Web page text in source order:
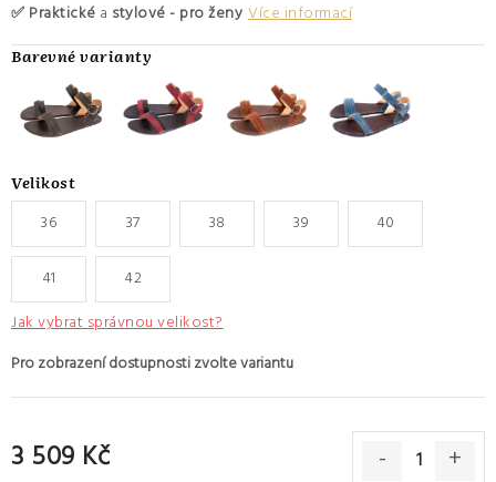
✅ Praktické a stylové - pro ženy Více informací
Velikost
36
37 38 39 40
41
42
Jak vybrat správnou velikost?
3 509 Kč